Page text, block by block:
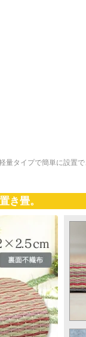
量タイプで簡単に設置
き畳。